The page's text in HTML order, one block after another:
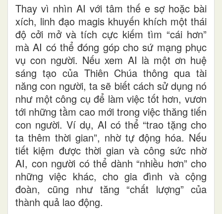
Thay vì nhìn AI với tâm thế e sợ hoặc bài
xích, linh đạo magis khuyến khích một thái
độ cởi mở và tích cực kiếm tìm “cái hơn”
mà AI có thể đóng góp cho sứ mạng phục
vụ con người. Nếu xem AI là một ơn huệ
sáng tạo của Thiên Chúa thông qua tài
năng con người, ta sẽ biết cách sử dụng nó
như một công cụ để làm việc tốt hơn, vươn
tới những tầm cao mới trong việc thăng tiến
con người. Ví dụ, AI có thể “trao tặng cho
ta thêm thời gian”, nhờ tự động hóa. Nếu
tiết kiệm được thời gian và công sức nhờ
AI, con người có thể dành “nhiều hơn” cho
những việc khác, cho gia đình và cộng
đoàn, cũng như tăng “chất lượng” của
thành quả lao động.